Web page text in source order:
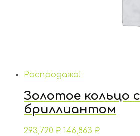
Распродажа!
Золотое кольцо с
бриллиантом
293,720₽ 146,863 ₽